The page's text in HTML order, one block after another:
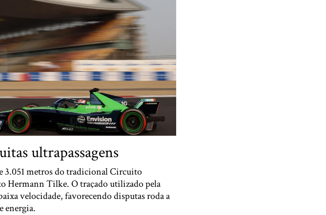
ultrapassagens
3.051 metros do tradicional Circuito
Hermann Tilke. O traçado utilizado pela
velocidade, favorecendo disputas roda a
energia.